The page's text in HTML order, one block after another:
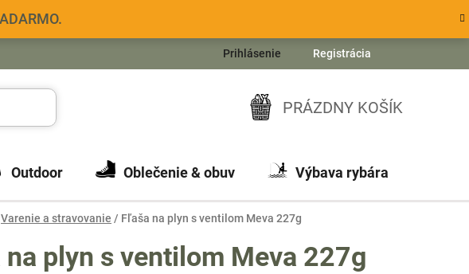
Prihlásenie Registrácia
NÁKUPNÝ
KOŠÍK
PRÁZDNY KOŠÍK
Outdoor Oblečenie & obuv Výbava rybára
Varenie a stravovanie / Fľaša na plyn s ventilom Meva 227g
na plyn s ventilom Meva 227g